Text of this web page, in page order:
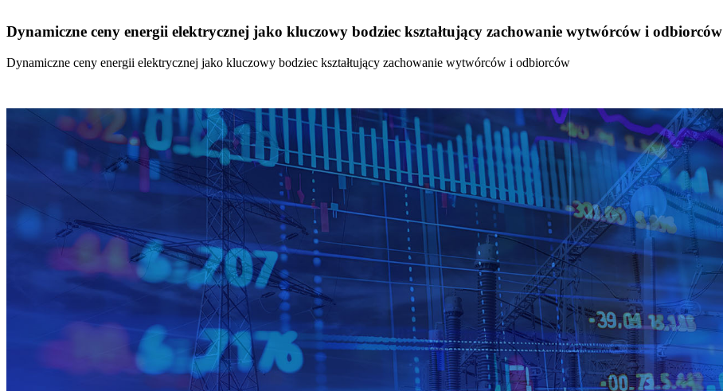
Dynamiczne ceny energii elektrycznej jako kluczowy bodziec kształtujący zachowanie wytwórców i odbiorców
Dynamiczne ceny energii elektrycznej jako kluczowy bodziec kształtujący zachowanie wytwórców i odbiorców